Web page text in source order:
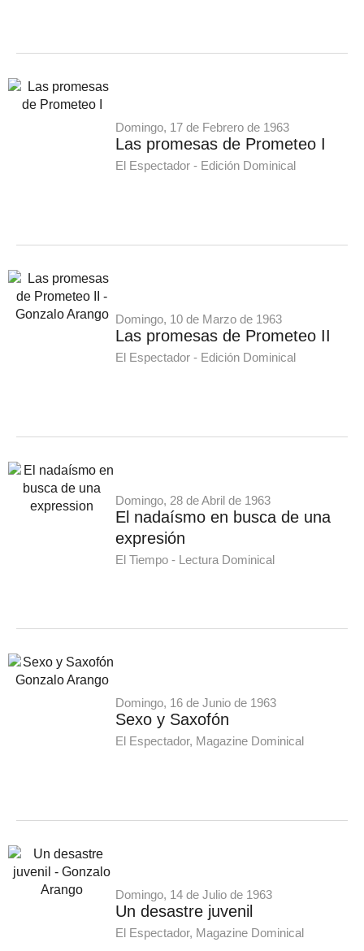
Domingo, 17 de Febrero de 1963
Las promesas de Prometeo I
El Espectador - Edición Dominical
Domingo, 10 de Marzo de 1963
Las promesas de Prometeo II
El Espectador - Edición Dominical
Domingo, 28 de Abril de 1963
El nadaísmo en busca de una
expresión
El Tiempo - Lectura Dominical
Domingo, 16 de Junio de 1963
Sexo y Saxofón
El Espectador, Magazine Dominical
Domingo, 14 de Julio de 1963
Un desastre juvenil
El Espectador, Magazine Dominical